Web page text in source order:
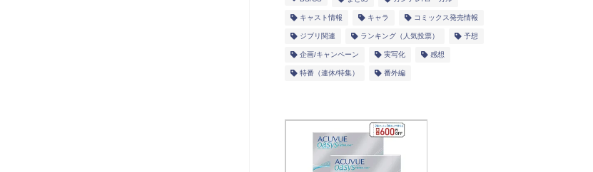
キャスト情報 キャラ コミックス発売情報
ジブリ関連 ランキング（人気投票） 予想
企画/キャンペーン 実写化 感想
特番（連休/特集） 番外編